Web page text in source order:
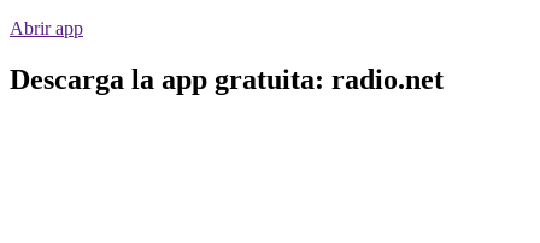
Abrir app
Descarga la app gratuita: radio.net